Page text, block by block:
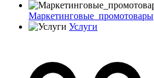
Маркетинговые_промотовары
Услуги